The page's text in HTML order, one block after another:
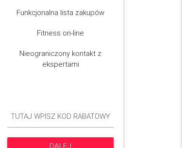
Funkcjonalna lista zakupów
Fitness on-line
Nieograniczony kontakt z
ekspertami
DALEJ